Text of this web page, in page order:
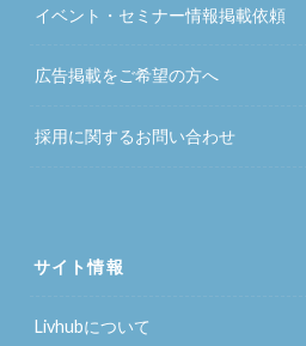
イベント・セミナー情報掲載依頼
広告掲載をご希望の方へ
採用に関するお問い合わせ
サイト情報
Livhubについて